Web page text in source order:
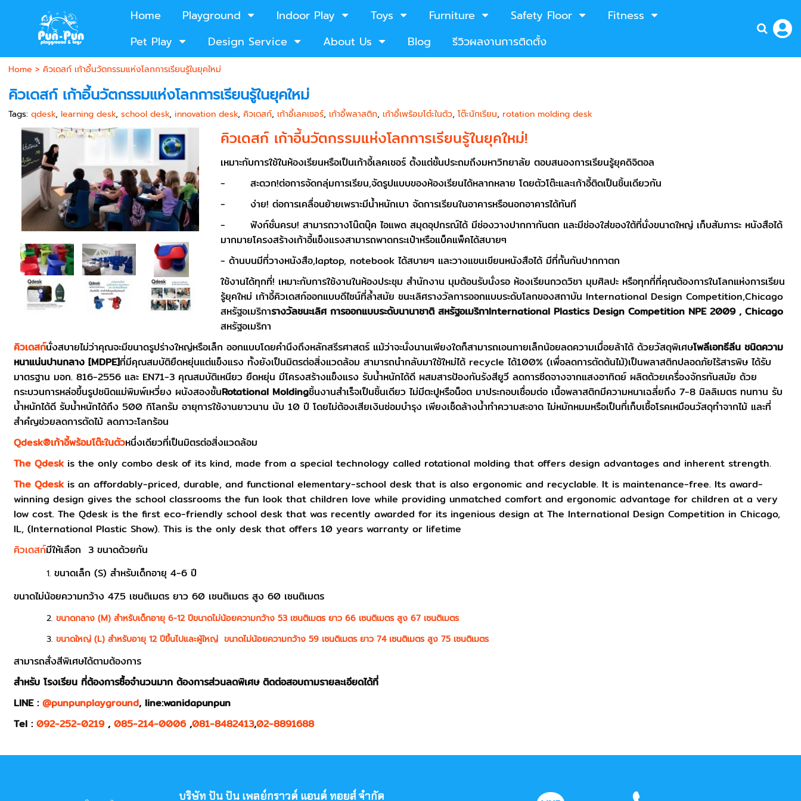
Home Playground Indoor Play Toys Furniture Safety Floor
Fitness
Pet Play
Design Service About Us Blog รีวิวผลงานการติดตั้ง
Home > คิวเดสก์ เก้าอี้นวัตกรรมแห่งโลกการเรียนรู้ในยุคใหม่
คิวเดสก์ เก้าอี้นวัตกรรมแห่งโลกการเรียนรู้ในยุคใหม่
Tags: qdesk, learning desk, school desk, innovation desk, คิวเดสก์, เก้าอี้เลคเชอร์, เก้าอี้พลาสติก, เก้าอี้เพร้อมโต๋ะในตัว, โต๊ะนักเรียน, rotation molding desk
คิวเดสก์ เก้าอี้นวัตกรรมแห่งโลกการเรียนรู้ในยุคใหม่!
เหมาะกับการใช้ในห้องเรียนหรือเป็นเก้าอี้เลคเชอร์ ตั้งแต่ชั้นประถมถึงมหาวิทยาลัย ตอบสนองการเรียนรู้ยุคดิจิตอล
- สะดวก!ต่อการจัดกลุ่มการเรียน,จัดรูปแบบของห้องเรียนได้หลากหลาย โดยตัวโต๊ะและเก้าอี้ติดเป็นชิ้นเดียวกัน
- ง่าย! ต่อการเคลื่อนย้ายเพราะมีน้ำหนักเบา จัดการเรียนในอาคารหรือนอกอาคารได้ทันที
- ฟังก์ชั่นครบ! สามารถวางโน๊ตบุ๊ค ไอแพด สมุดอุปกรณ์ได้ มีช่องวางปากกากันตก และมีช่องใส่ของใต้ที่นั่งขนาดใหญ่ เก็บสัมภาระ หนังสือได้
มากมายโครงสร้างเก้าอี้แข็งแรงสามารถพาดกระเป๋าหรือแบ็คแพ็คได้สบายๆ
- ด้านบนมีที่วางหนังสือ,laptop, notebook ได้สบายๆ และวางแขนเขียนหนังสือได้ มีที่กั้นกันปากกาตก
ใช้งานได้ทุกที่! เหมาะกับการใช้งานในห้องประชุม สำนักงาน มุมต้อนรับนั่งรอ ห้องเรียนกวดวิชา มุมศิลปะ หรือทุกที่ที่คุณต้องการในโลกแห่งการเรียน
รู้ยุคใหม่ เก้าอี้คิวเดสก์ออกแบบดีไซน์ที่ล้ำสมัย ชนะเลิศรางวัลการออกแบบระดับโลกของสถาบัน International Design Competition,Chicago
สหรัฐอเมริการางวัลชนะเลิศ การออกแบบระดับนานาชาติ สหรัฐอเมริกาInternational Plastics Design Competition NPE 2009 , Chicago
สหรัฐอเมริกา
คิวเดสก์นั่งสบายไม่ว่าคุณจะมีขนาดรูปร่างใหญ่หรือเล็ก ออกแบบโดยคำนึงถึงหลักสรีรศาสตร์ แม้ว่าจะนั่งนานเพียงใดก็สามารถเอนกายเล็กน้อยลดความเมื่อยล้าได้ ด้วยวัสดุพิเศษโพลีเอทธีลีน ชนิดความ
หนาแน่นปานกลาง [MDPE]ที่มีคุณสมบัติยืดหยุ่นแต่แข็งแรง ทั้งยังเป็นมิตรต่อสิ่งแวดล้อม สามารถนำกลับมาใช้ใหม่ได้ recycle ได้100% (เพื่อลดการตัดต้นไม้)เป็นพลาสติกปลอดภัยไร้สารพิษ ได้รับ
มาตรฐาน มอก. 816-2556 และ EN71-3 คุณสมบัติเหนียว ยืดหยุ่น มีโครงสร้างแข็งแรง รับน้ำหนักได้ดี ผสมสารป้องกันรังสียูวี ลดการซีดจางจากแสงอาทิตย์ ผลิตด้วยเครื่องจักรทันสมัย ด้วย
กระบวนการหล่อขึ้นรูปชนิดแม่พิมพ์เหวี่ยง ผนังสองชั้นRotational Moldingชิ้นงานสำเร็จเป็นชิ้นเดียว ไม่มีตะปูหรือน็อต มาประกอบเชื่อมต่อ เนื้อพลาสติกมีความหนาเฉลี่ยถึง 7-8 มิลลิเมตร ทนทาน รับ
น้ำหนักได้ดี รับน้ำหนักได้ถึง 500 กิโลกรัม อายุการใช้งานยาวนาน นับ 10 ปี โดยไม่ต้องเสียเงินซ่อมบำรุง เพียงเช็ดล้างน้ำทำความสะอาด ไม่หมักหมมหรือเป็นที่เก็บเชื้อโรคเหมือนวัสดุทำจากไม้ และที่
สำคํญช่วยลดการตัดไม้ ลดภาวะโลกร้อน
Qdesk®เก้าอี้พร้อมโต๊ะในตัวหนึ่งเดียวที่เป็นมิตรต่อสิ่งแวดล้อม
The Qdesk is the only combo desk of its kind, made from a special technology called rotational molding that offers design advantages and inherent strength.
The Qdesk is an affordably-priced, durable, and functional elementary-school desk that is also ergonomic and recyclable. It is maintenance-free. Its award-
winning design gives the school classrooms the fun look that children love while providing unmatched comfort and ergonomic advantage for children at a very
low cost. The Qdesk is the first eco-friendly school desk that was recently awarded for its ingenious design at The International Design Competition in Chicago,
IL, (International Plastic Show). This is the only desk that offers 10 years warranty or lifetime
คิวเดสก์มีให้เลือก 3 ขนาดด้วยกัน
ขนาดเล็ก (S) สำหรับเด็กอายุ 4-6 ปี
ขนาดไม่น้อยความกว้าง 47.5 เซนติเมตร ยาว 60 เซนติเมตร สูง 60 เซนติเมตร
ขนาดกลาง (M) สำหรับเด็กอายุ 6-12 ปีขนาดไม่น้อยความกว้าง 53 เซนติเมตร ยาว 66 เซนติเมตร สูง 67 เซนติเมตร
ขนาดใหญ่ (L) สำหรับอายุ 12 ปีขึ้นไปและผู้ใหญ่ ขนาดไม่น้อยความกว้าง 59 เซนติเมตร ยาว 74 เซนติเมตร สูง 75 เซนติเมตร
สามารถสั่งสีพิเศษได้ตามต้องการ
สำหรับ โรงเรียน ที่ต้องการซื้อจำนวนมาก ต้องการส่วนลดพิเศษ ติดต่อสอบถามรายละเอียดได้ที่
LINE : @punpunplayground, line:wanidapunpun
Tel :092-252-0219,085-214-0006,081-8482413,02-8891688
บริษัท ปัน ปัน เพลย์กราวด์ แอนด์ ทอยส์ จำกัด